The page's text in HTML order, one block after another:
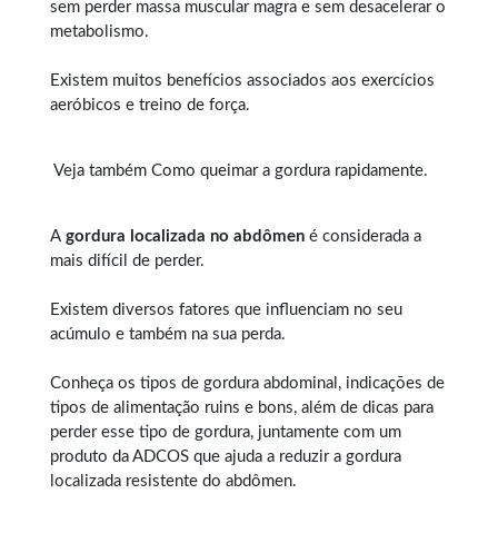
sem perder massa muscular magra e sem desacelerar o
metabolismo.
Existem muitos benefícios associados aos exercícios
aeróbicos e treino de força.
Veja também Como queimar a gordura rapidamente.
A gordura localizada no abdômen é considerada a
mais difícil de perder.
Existem diversos fatores que influenciam no seu
acúmulo e também na sua perda.
Conheça os tipos de gordura abdominal , indicações de
tipos de alimentação ruins e bons, além de dicas para
perder esse tipo de gordura, juntamente com um
produto da ADCOS que ajuda a reduzir a gordura
localizada resistente do abdômen.